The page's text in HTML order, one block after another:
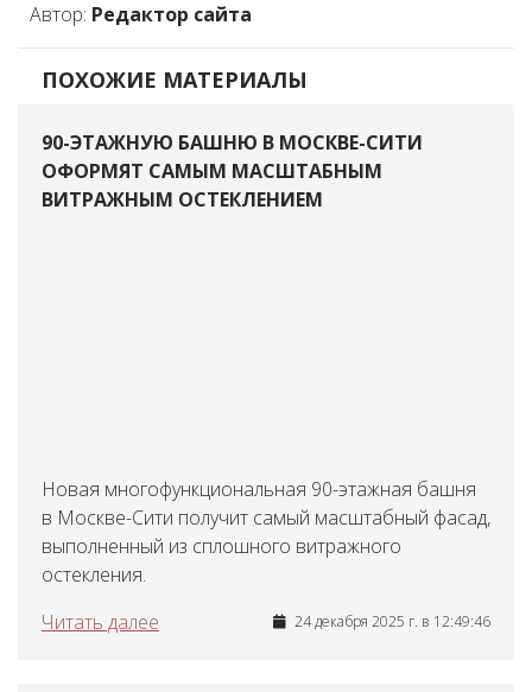
Автор: Редактор сайта
ПОХОЖИЕ МАТЕРИАЛЫ
90-ЭТАЖНУЮ БАШНЮ В МОСКВЕ-СИТИ
ОФОРМЯТ САМЫМ МАСШТАБНЫМ
ВИТРАЖНЫМ ОСТЕКЛЕНИЕМ
Новая многофункциональная 90-этажная башня
в Москве-Сити получит самый масштабный фасад,
выполненный из сплошного витражного
остекления.
Читать далее
24 декабря 2025 г. в 12:49:46